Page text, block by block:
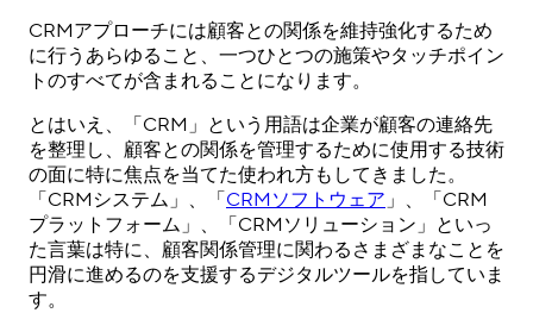
CRMアプローチには顧客との関係を維持強化するため
に行うあらゆること、一つひとつの施策やタッチポイン
トのすべてが含まれることになります。
とはいえ、「CRM」という用語は企業が顧客の連絡先
を整理し、顧客との関係を管理するために使用する技術
の面に特に焦点を当てた使われ方もしてきました。
「CRMシステム」、「CRMソフトウェア 」、「CRM
プラットフォーム」、「CRMソリューション」といっ
た言葉は特に、顧客関係管理に関わるさまざまなことを
円滑に進めるのを支援するデジタルツールを指していま
す。